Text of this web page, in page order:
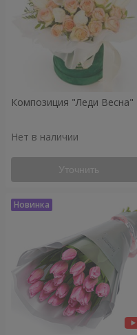
Композиция "Леди Весна"
Нет в наличии
Уточнить